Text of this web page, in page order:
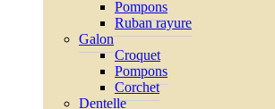
Pompons
Ruban rayure
Galon
Croquet
Pompons
Corchet
Dentelle